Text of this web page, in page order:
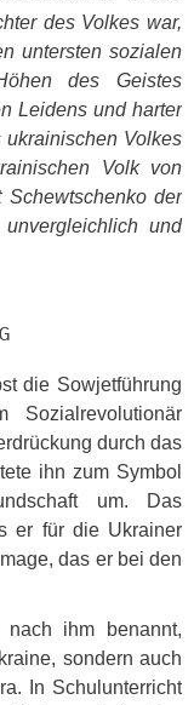
des Volkes war,
untersten sozialen
des Geistes
Leidens und harter
Volkes
Volk von
der
und
die Sowjetführung
durch das
ihn zum Symbol
um. Das
er für die Ukrainer
das er bei den
ihm benannt,
sondern auch
In Schulunterricht